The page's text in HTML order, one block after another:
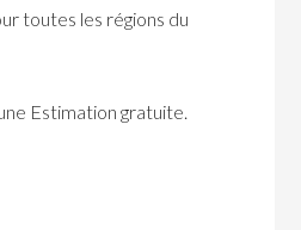
toutes les régions du
Estimation gratuite.